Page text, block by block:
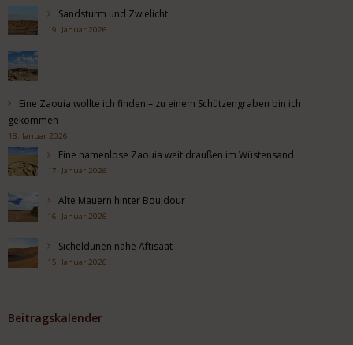
Sandsturm und Zwielicht
19. Januar 2026
Eine Zaouia wollte ich finden – zu einem Schützengraben bin ich
gekommen
18. Januar 2026
Eine namenlose Zaouia weit draußen im Wüstensand
17. Januar 2026
Alte Mauern hinter Boujdour
16. Januar 2026
Sicheldünen nahe Aftisaat
15. Januar 2026
Beitragskalender